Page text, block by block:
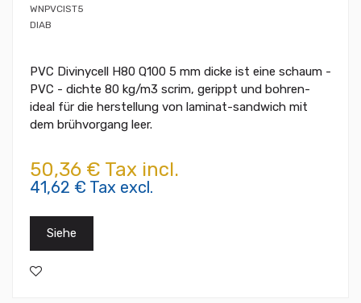
WNPVCIST5
DIAB
PVC Divinycell H80 Q100 5 mm dicke ist eine schaum -
PVC - dichte 80 kg/m3 scrim, gerippt und bohren-
ideal für die herstellung von laminat-sandwich mit
dem brühvorgang leer.
50,36 € Tax incl.
41,62 € Tax excl.
Siehe